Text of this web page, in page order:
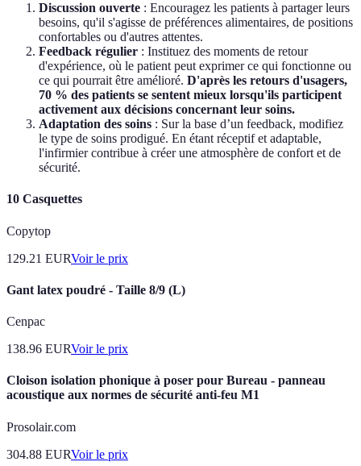
Discussion ouverte : Encouragez les patients à partager leurs
besoins, qu'il s'agisse de préférences alimentaires, de positions
confortables ou d'autres attentes.
Feedback régulier : Instituez des moments de retour
d'expérience, où le patient peut exprimer ce qui fonctionne ou
ce qui pourrait être amélioré. D'après les retours d'usagers,
70 % des patients se sentent mieux lorsqu'ils participent
activement aux décisions concernant leur soins.
Adaptation des soins : Sur la base d’un feedback, modifiez
le type de soins prodigué. En étant réceptif et adaptable,
l'infirmier contribue à créer une atmosphère de confort et de
sécurité.
10 Casquettes
Copytop
129.21 EURVoir le prix
Gant latex poudré - Taille 8/9 (L)
Cenpac
138.96 EURVoir le prix
Cloison isolation phonique à poser pour Bureau - panneau
acoustique aux normes de sécurité anti-feu M1
Prosolair.com
304.88 EURVoir le prix